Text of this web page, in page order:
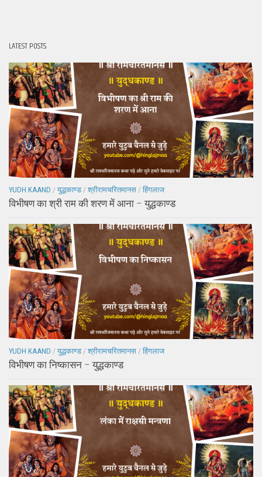
LATEST POSTS
YUDH KAAND / युद्धकाण्ड / श्रीरामचरितमानस / हिंगलाज
विभीषण का श्री राम की शरण में आना – युद्धकाण्ड
YUDH KAAND / युद्धकाण्ड / श्रीरामचरितमानस / हिंगलाज
विभीषण का निष्कासन – युद्धकाण्ड